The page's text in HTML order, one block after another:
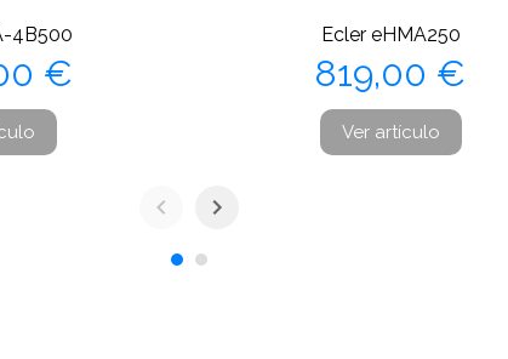
4B500
€
Ecler eHMA250
Precio
819,00 €
Ver artículo